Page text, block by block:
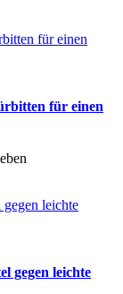
für einen
gegen leichte